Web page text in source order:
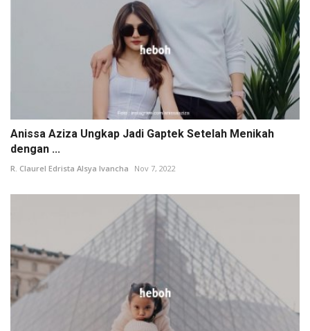
Anissa Aziza Ungkap Jadi Gaptek Setelah Menikah
dengan ...
R. Claurel Edrista Alsya Ivancha Nov 7, 2022